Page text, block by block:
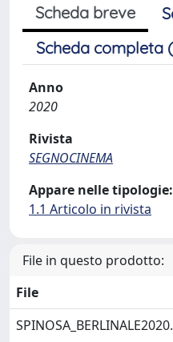
Scheda breve
Scheda completa
Anno
2020
Rivista
SEGNOCINEMA
Appare nelle tipologie:
1.1 Articolo in rivista
File in questo prodotto:
File